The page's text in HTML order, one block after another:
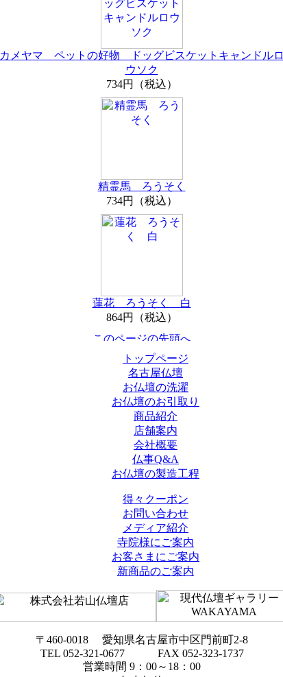
カメヤマ ペットの好物 ドッグビスケットキャンドルロ
ウソク
734円（税込）
精霊馬 ろうそく
734円（税込）
蓮花 ろうそく 白
864円（税込）
トップページ
名古屋仏壇
お仏壇の洗濯
お仏壇のお引取り
商品紹介
店舗案内
会社概要
仏事Q&A
お仏壇の製造工程
得々クーポン
お問い合わせ
メディア紹介
寺院様にご案内
お客さまにご案内
新商品のご案内
〒460-0018 愛知県名古屋市中区門前町2-8
TEL 052-321-0677 FAX 052-323-1737
営業時間 9：00～18：00